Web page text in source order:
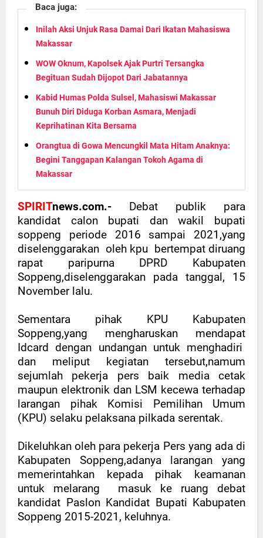
Baca juga:
Inilah Aksi Unjuk Rasa Damai Dari Ikatan Mahasiswa
Makassar
WOW Oknum, Kapolsek Ajak Purtri Tersangka
Begituan Sudah Dijopot Dari Jabatannya
Kabid Humas Polda Sulsel, Mahasiswi Makassar
Bunuh Diri Diduga Korban Asmara, Menjadi
Keprihatinan Kita Bersama
Orangtua di Gowa Mencungkil Mata Hitam Anaknya:
Begini Tanggapan Kalangan Tokoh Agama di
Makassar
SPIRITnews.com.- Debat publik para
kandidat calon bupati dan wakil bupati
soppeng periode 2016 sampai 2021,yang
diselenggarakan oleh kpu bertempat diruang
rapat paripurna DPRD Kabupaten
Soppeng,diselenggarakan pada tanggal, 15
November lalu.
Sementara pihak KPU Kabupaten
Soppeng,yang mengharuskan mendapat
Idcard dengan undangan untuk menghadiri
dan meliput kegiatan tersebut,namum
sejumlah pekerja pers baik media cetak
maupun elektronik dan LSM kecewa terhadap
larangan pihak Komisi Pemilihan Umum
(KPU) selaku pelaksana pilkada serentak.
Dikeluhkan oleh para pekerja Pers yang ada di
Kabupaten Soppeng,adanya larangan yang
memerintahkan kepada pihak keamanan
untuk melarang
masuk ke ruang debat
kandidat Paslon Kandidat Bupati Kabupaten
Soppeng 2015-2021, keluhnya.